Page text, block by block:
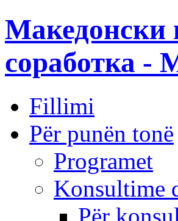
Македонски
соработка
Fillimi
Për punën tonë
Programet
Konsultime
Për